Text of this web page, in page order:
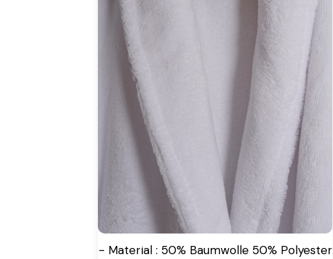
- Material : 50% Baumwolle 50% Polyester